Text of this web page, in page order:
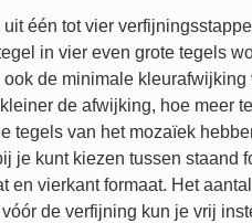
één tot vier
in vier even grote tegels
de minimale kleurafwijking
de afwijking, hoe meer
tegels van het mozaïek
je kunt kiezen tussen staand
en vierkant formaat. Het
de verfijning kun je vrij